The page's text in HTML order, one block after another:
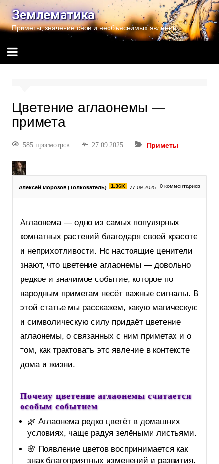
Землематика
Приметы, значение снов и необъяснимых явлений
Цветение аглаонемы —
примета
585 просмотров 27.09.2025 Приметы
Алексей Морозов (Толкователь) 1.36K 27.09.2025 0 комментариев
Аглаонема — одно из самых популярных
комнатных растений благодаря своей красоте
и неприхотливости. Но настоящие ценители
знают, что цветение аглаонемы — довольно
редкое и значимое событие, которое по
народным приметам несёт важные сигналы. В
этой статье мы расскажем, какую магическую
и символическую силу придаёт цветение
аглаонемы, о связанных с ним приметах и о
том, как трактовать это явление в контексте
дома и жизни.
Почему цветение аглаонемы считается
особым событием
🌿 Аглаонема редко цветёт в домашних
условиях, чаще радуя зелёными листьями.
🌸 Появление цветов воспринимается как
знак благоприятных изменений и развития.